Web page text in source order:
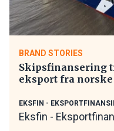
BRAND STORIES
Skipsfinansering
eksport fra
EKSFIN -
Eksfin -